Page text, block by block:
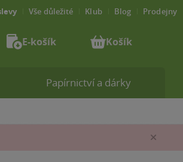
Papírnictví a dárky
Vše důležité Klub Blog Prodejny
E-košík Košík